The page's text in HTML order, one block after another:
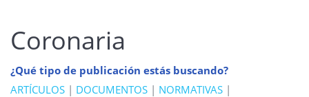
Coronaria
¿Qué tipo de publicación estás buscando?
ARTÍCULOS | DOCUMENTOS | NORMATIVAS |